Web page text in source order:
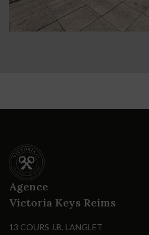
Agence
Victoria Keys Reims
13 COURS J.B. LANGLET